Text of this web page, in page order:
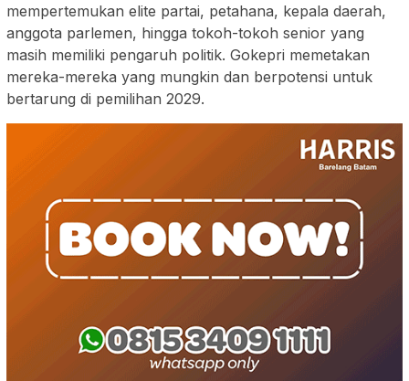
mempertemukan elite partai, petahana, kepala daerah,
anggota parlemen, hingga tokoh-tokoh senior yang
masih memiliki pengaruh politik. Gokepri memetakan
mereka-mereka yang mungkin dan berpotensi untuk
bertarung di pemilihan 2029.